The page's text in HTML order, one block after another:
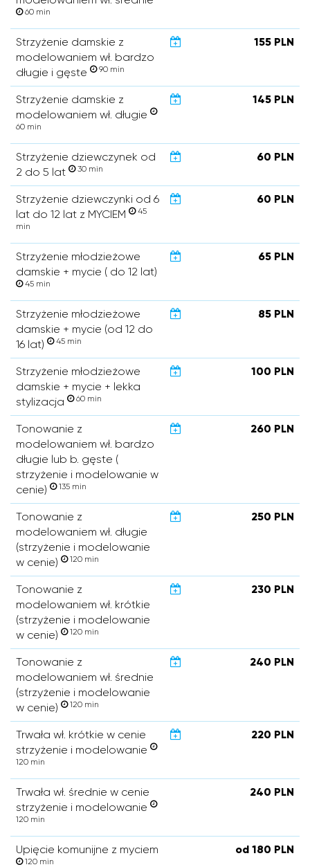
60 min
Strzyżenie damskie z
modelowaniem wł. bardzo
długie i gęste
90 min
155 PLN
Strzyżenie damskie z
modelowaniem wł. długie
60 min
145 PLN
Strzyżenie dziewczynek od
2 do 5 lat
30 min
60 PLN
Strzyżenie dziewczynki od 6
lat do 12 lat z MYCIEM
45
min
60 PLN
Strzyżenie młodzieżowe
damskie + mycie ( do 12 lat)
45 min
65 PLN
Strzyżenie młodzieżowe
damskie + mycie (od 12 do
16 lat)
45 min
85 PLN
Strzyżenie młodzieżowe
damskie + mycie + lekka
stylizacja
60 min
100 PLN
Tonowanie z
modelowaniem wł. bardzo
długie lub b. gęste (
strzyżenie i modelowanie w
cenie)
135 min
260 PLN
Tonowanie z
modelowaniem wł. długie
(strzyżenie i modelowanie
w cenie)
120 min
250 PLN
Tonowanie z
modelowaniem wł. krótkie
(strzyżenie i modelowanie
w cenie)
120 min
230 PLN
Tonowanie z
modelowaniem wł. średnie
(strzyżenie i modelowanie
w cenie)
120 min
240 PLN
Trwała wł. krótkie w cenie
strzyżenie i modelowanie
120 min
220 PLN
Trwała wł. średnie w cenie
strzyżenie i modelowanie
120 min
240 PLN
Upięcie komunijne z myciem
120 min
od 180 PLN